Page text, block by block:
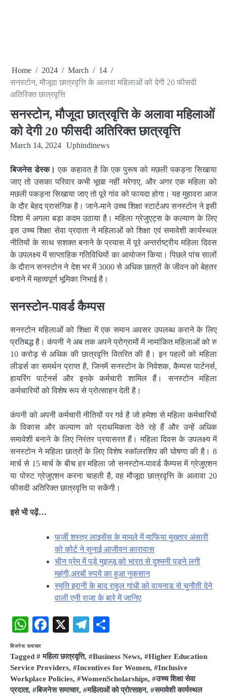
Home 2024 March
14
सनस्टोन, मौजूदा छात्रवृत्ति के अलावा महिलाओं को देगी 20 फीसदी
अतिरिक्त छात्रवृत्ति
सनस्टोन, मौजूदा छात्रवृत्ति के अलावा महिलाओं
को देगी 20 फीसदी अतिरिक्त छात्रवृत्ति
March 14, 2024 Uphindinews
बिजनेस डेस्क। एक कहावत है ​कि एक पुरूष को मछली पकड़ना सिखाया
जाए तो उसका परिवार कभी भूखा नहीं मरेगाए, और अगर एक महिला को
मछली पकड़ना सिखाया जाए तो पूरे गांव को फायदा होगा। यह मुहावरा आज
के दौर बेहद प्रासंगिक है। जाने-माने उच्च शिक्षा स्टार्टअप सनस्टोन ने इसी
दिशा में अगला बड़ा कदम उठाया है। महिला ग्रेजुएट्स के कल्याण के लिए
इस उच्च शिक्षा सेवा प्रदाता ने महिलाओं को शिक्षा एवं समावेशी कार्यस्थल
नीतियों के साथ सशक्त बनाने के प्रयास में पूरे अन्तर्राष्ट्रीय महिला दिवस
के उपलक्ष्य में साप्ताहिक गतिविधियों का आयोजन किया। पिछले पांच सालों
के दौरान सनस्टोन ने देश भर में 3000 से अधिक छात्रों के जीवन को बेहतर
बनाने में महत्वपूर्ण भूमिका निभाई है।
सनस्टोन-पावर्ड कैम्पस
सनस्टोन महिलाओं को शिक्षा में एक समान अवसर उपलब्ध कराने के लिए
प्रतिबद्ध है। कंपनी ने अब तक अपने प्रोग्रामों में नामांकित महिलाओं को रु
10 करोड़़ से अधिक की छात्रवृत्ति वितरित की है। इन पहलों को महिला
लीडर्स का समर्थन प्राप्त है, जिनमें सनस्टोन के निवेशक, कैम्पस पार्टनर्स,
हायरिंग पार्टनर्स और इनके कर्मचारी शामिल हैं। सनस्टोन महिला
कर्मचारियों को विशेष रूप से प्रोत्साहन देती है।
कंपनी को अपनी कर्मचारी नीतियों पर गर्व है जो हमेशा से महिला कर्मचारियों
के विकास और कल्याण को प्राथमिकता देते रहे हैं और उन्हें अधिक
समावेशी बनाने के लिए निरंतर प्रयासरत हैं। महिला दिवस के उपलक्ष्य में
सनस्टोन ने महिला छात्रों के लिए विशेष स्कॉलरशिप की घोषणा की है। 8
मार्च से 15 मार्च के बीच हर महिला जो सनस्टोन-पावर्ड कैम्पस में ग्रेजुएशन
या पोस्ट ग्रेजुएशन करना चाहती है, वह मौजूदा छात्रवृत्ति के अलावा 20
फीसदी अतिरिक्त छात्रवृत्ति पा सकेंगी।
इसे भी पढ़ें…
फर्जी शस्त्र लाइसेंस के मामले में ​माफिया मुख्तार अंसारी
को कोर्ट ने सुनाई आजीवन कारावास
चीन प्रेम में पड़े मुइज्जू को भारत से दुश्मनी पड़ने लगी
महंगी,अरबों रुपये का हुआ नुकसान
स्मृति इरानी के बाद राहुल गांधी को वायनाड से चुनौती देने
वाली एनी राजा के बारे में जानिए
WhatsApp
Facebook
X Telegram
बिजनेस समाचार
Tagged # महिला छात्रवृत्ति, #Business News, #Higher Education
Service Providers, #Incentives for Women, #Inclusive
Workplace Policies, #WomenScholarships, #उच्च शिक्षा सेवा
प्रदाता, #बिजनेस समाचार, #महिलाओं को प्रोत्साहन, #समावेशी कार्यस्थल